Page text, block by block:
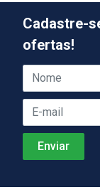
Cadastre-
ofertas!